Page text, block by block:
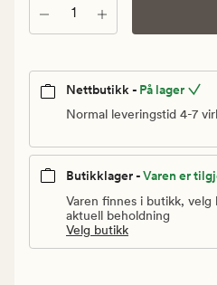
Antall
Nettbutikk - På lager
Normal leveringstid 4-7
Butikklager -Varen er
Varen finnes i butikk, velg
aktuell beholdning
Velg butikk